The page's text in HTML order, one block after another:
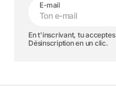
E-mail
En t'inscrivant, tu
Désinscription en un clic.